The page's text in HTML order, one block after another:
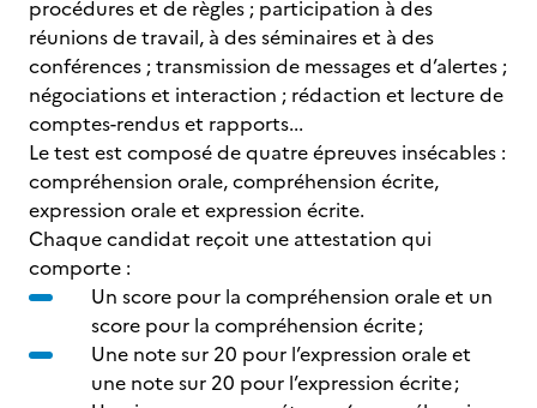
procédures et de règles ; participation à des
réunions de travail, à des séminaires et à des
conférences ; transmission de messages et d’alertes ;
négociations et interaction ; rédaction et lecture de
comptes-rendus et rapports...
Le test est composé de quatre épreuves insécables :
compréhension orale, compréhension écrite,
expression orale et expression écrite.
Chaque candidat reçoit une attestation qui
comporte :
Un score pour la compréhension orale et un
score pour la compréhension écrite ;
Une note sur 20 pour l’expression orale et
une note sur 20 pour l’expression écrite ;